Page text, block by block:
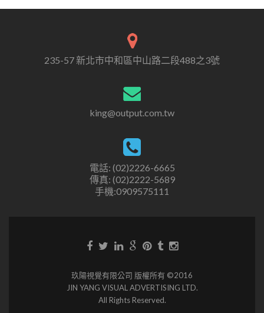
235-57 新北市中和區中山路二段488之3號
king@output.com.tw
電話: (02)2226-6665
傳真: (02)2222-5689
手機:0909575111
玖陽視覺有限公司 版權所有 ©2016
JIN YANG VISUAL ADVERTISING LTD.
All Rights Reserved.